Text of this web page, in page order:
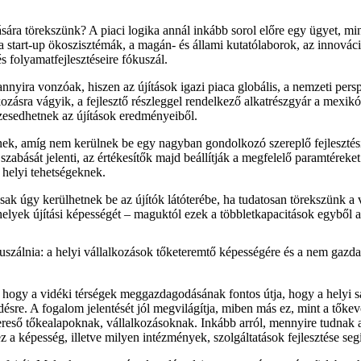
törekszünk? A piaci logika annál inkább sorol előre egy ügyet,
up ökoszisztémák, a magán- és állami kutatólaborok, az
folyamatfejlesztéseire fókuszál.
vonzóak, hiszen az újítások igazi piaca globális, a nemzeti
vágyik, a fejlesztő részleggel rendelkező alkatrészgyár a
az újítások eredményeiből.
amíg nem kerülnek be egy nagyban gondolkozó szereplő
jelenti, az értékesítők majd beállítják a megfelelő
tehetségeknek.
úgy kerülhetnek be az újítók látóterébe, ha tudatosan törekszünk
újítási képességét – maguktól ezek a többletkapacitások
a helyi vállalkozások tőketeremtő képességére és a nem
a vidéki térségek meggazdagodásának fontos útja, hogy a helyi
A fogalom jelentését jól megvilágítja, miben más ez, mint a
tőkealapoknak, vállalkozásoknak. Inkább arról, mennyire
képesség, illetve milyen intézmények, szolgáltatások fejlesztése